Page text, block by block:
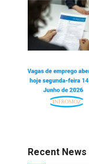
Recent News